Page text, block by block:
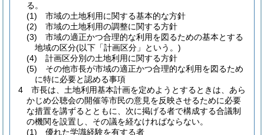
る。
(1)
市域の土地利用に関する基本的な方針
(2)
市域の土地利用の調整に関する方針
(3)
市域の適正かつ合理的な利用を図るための基本とする
地域の区分(以下「計画区分」という。)
(4)
計画区分別の土地利用に関する方針
(5)
その他市長が市域の適正かつ合理的な利用を図るため
に特に必要と認める事項
4
市長は、土地利用基本計画を定めようとするときは、あら
かじめ公聴会の開催等市民の意見を反映させるために必要
な措置を講ずるとともに、次に掲げる者で構成する合議制
の機関を設置し、その議を経なければならない。
(1)
優れた学識経験を有する者